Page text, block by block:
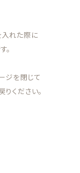
入れた際に
。
ジを閉じて
りください。